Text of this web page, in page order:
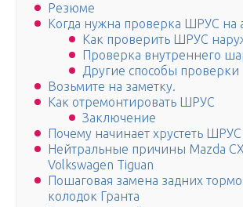
Резюме
Когда нужна проверка ШРУС на
Как проверить ШРУС
Проверка внутреннего
Другие способы проверки
Возьмите на заметку.
Как отремонтировать ШРУС
Заключение
Почему начинает хрустеть ШРУС
Нейтральные причины Mazda
Volkswagen Tiguan
Пошаговая замена задних
колодок Гранта